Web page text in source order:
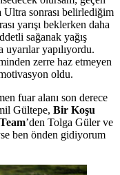
Ultra sonrası belirlediğim
yarışı beklerken daha
sağanak yağış
yapılıyordu.
zerre haz etmeyen
oldu.
fuar alanı son derece
Gültepe, Bir Koşu
’den Tolga Güler ve
ben önden gidiyorum